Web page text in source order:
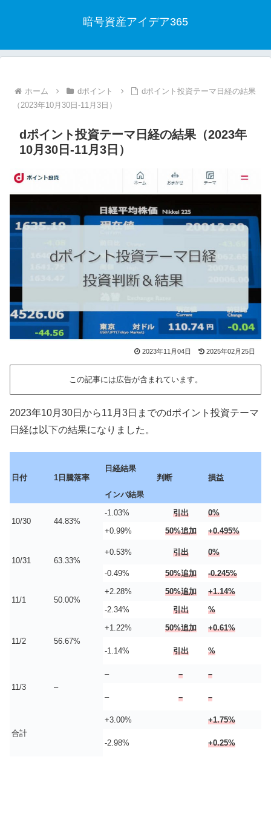
暗号資産アイデア365
ホーム dポイント
dポイント投資テーマ日経の結果
（2023年10月30日-11月3日）
dポイント投資テーマ日経の結果（2023年
10月30日-11月3日）
2023年11月04日 2025年02月25日
この記事には広告が含まれています。
2023年10月30日から11月3日までのdポイント投資テーマ
日経は以下の結果になりました。
日付 1日騰落率
日経結果
判断
損益
インバ結果
10/30 44.83%
-1.03% 引出
0%
+0.99%
50%追加 +0.495%
10/31 63.33%
+0.53% 引出 0%
-0.49% 50%追加 -0.245%
11/1 50.00%
+2.28% 50%追加
+1.14%
-2.34%
引出 %
11/2 56.67%
+1.22% 50%追加 +0.61%
-1.14% 引出 %
11/3 –
– – –
– – –
合計
+3.00% +1.75%
-2.98% +0.25%